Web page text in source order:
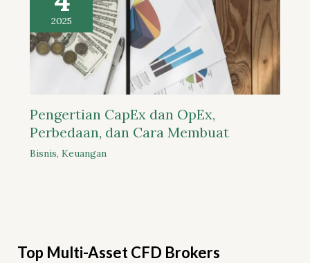
2025
Pengertian CapEx dan OpEx,
Perbedaan, dan Cara Membuat
Bisnis, Keuangan
Top Multi-Asset CFD Brokers